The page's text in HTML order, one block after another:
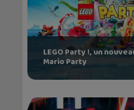
LEGO Party !, un
Mario Party